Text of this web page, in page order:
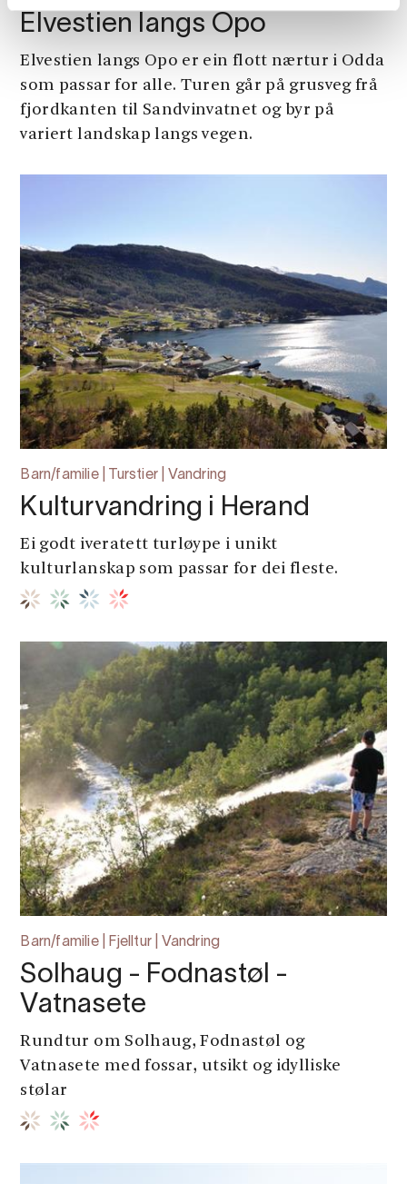
Elvestien langs Opo
Elvestien langs Opo er ein flott nærtur i Odda
som passar for alle. Turen går på grusveg frå
fjordkanten til Sandvinvatnet og byr på
variert landskap langs vegen.
Barn/familie | Turstier | Vandring
Kulturvandring i Herand
Ei godt iveratett turløype i unikt
kulturlanskap som passar for dei fleste.
Barn/familie | Fjelltur | Vandring
Solhaug - Fodnastøl -
Vatnasete
Rundtur om Solhaug, Fodnastøl og
Vatnasete med fossar, utsikt og idylliske
stølar